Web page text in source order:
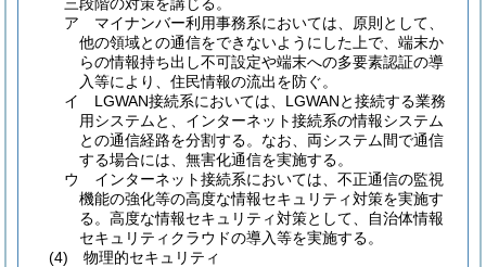
ア
マイナンバー利用事務系においては、原則として、
他の領域との通信をできないようにした上で、端末か
らの情報持ち出し不可設定や端末への多要素認証の導
入等により、住民情報の流出を防ぐ。
イ
LGWAN接続系においては、LGWANと接続する業務
用システムと、インターネット接続系の情報システム
との通信経路を分割する。 なお、両システム間で通信
する場合には、無害化通信を実施する。
ウ
インターネット接続系においては、不正通信の監視
機能の強化等の高度な情報セキュリティ対策を実施す
る。 高度な情報セキュリティ対策として、自治体情報
セキュリティクラウドの導入等を実施する。
(4)
物理的セキュリティ